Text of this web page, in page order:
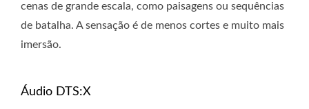
cenas de grande escala, como paisagens ou sequências
de batalha. A sensação é de menos cortes e muito mais
imersão.
Áudio DTS:X